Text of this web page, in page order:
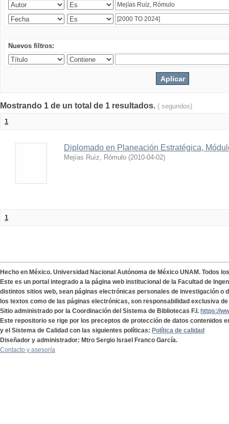
Nuevos filtros:
Mostrando 1 de un total de 1 resultados. ( segundos)
1
Diplomado en Planeación Estratégica,
Mejías Ruíz, Rómulo (2010-04-02)
1
Hecho en México. Universidad Nacional Autónoma de México UNAM. Todos
Este es un portal integrado a la página web institucional de la Facultad de
distintos sitios web, sean páginas electrónicas personales de investigación o
los textos como de las páginas electrónicas, son responsabilidad exclusiva
Sitio administrado por la Coordinación del Sistema de Bibliotecas F.I. https://
Este repositorio se rige por los preceptos de protección de datos contenidos
y el Sistema de Calidad con las siguientes políticas: Política de calidad
Diseñador y administrador: Mtro Sergio Israel Franco García.
Contacto y asesoría